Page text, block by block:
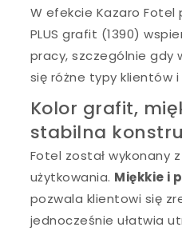
W efekcie Kazaro Fotel
PLUS grafit (1390)
pracy, szczególnie gdy
się różne typy klientów i
Kolor grafit,
stabilna
Fotel został wykonany
użytkowania. Miękkie i
pozwala klientowi się
jednocześnie ułatwia